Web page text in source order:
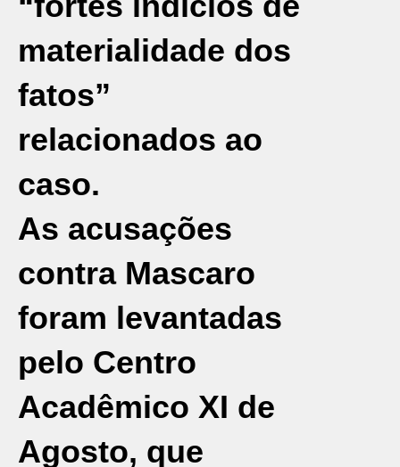
materialidade dos
fatos”
relacionados ao
caso.
As acusações
contra Mascaro
foram levantadas
pelo Centro
Acadêmico XI de
Agosto, que